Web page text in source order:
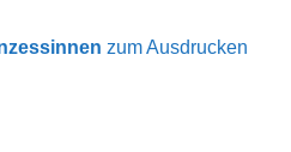
zum Ausdrucken